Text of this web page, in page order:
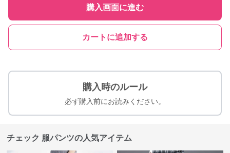
購入画面に進む
カートに追加する
購入時のルール
必ず購入前にお読みください。
チェック 服パンツの人気アイテム